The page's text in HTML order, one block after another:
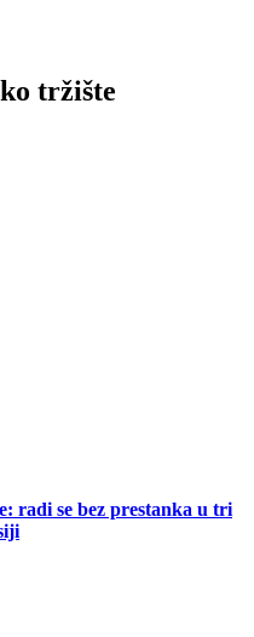
tržište
radi se bez prestanka u tri